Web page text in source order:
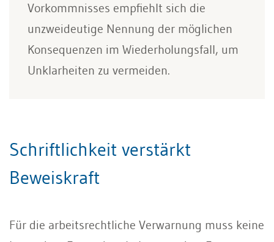
Vorkommnisses empﬁehlt sich die
unzweideutige Nennung der möglichen
Konsequenzen im Wiederholungsfall, um
Unklarheiten zu vermeiden.
Schriftlichkeit verstärkt
Beweiskraft
Für die arbeitsrechtliche Verwarnung muss keine